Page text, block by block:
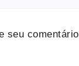
seu comentário